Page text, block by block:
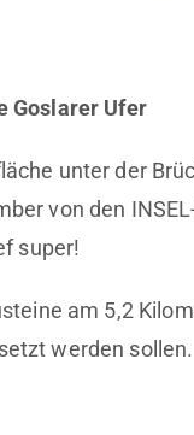
Goslarer Ufer
unter der
von den
super!
am 5,2
werden sollen.